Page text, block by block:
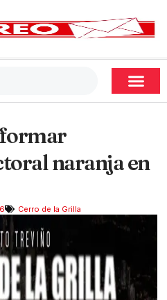
naranja en
Cerro de la Grilla